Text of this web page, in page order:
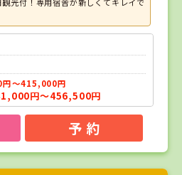
～415,000円
円～456,500円
予 約